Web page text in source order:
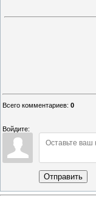
Всего комментариев: 0
Войдите:
Отправить